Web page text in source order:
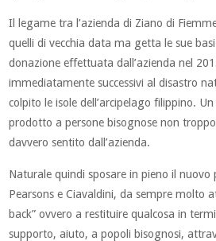
Il legame tra l’azienda di Ziano di
quelli di vecchia data ma getta le sue
donazione effettuata dall’azienda nel
immediatamente successivi al disastro
colpito le isole dell’arcipelago filippino.
prodotto a persone bisognose non
davvero sentito dall’azienda.
Naturale quindi sposare in pieno il
Pearsons e Ciavaldini, da sempre molto
back” ovvero a restituire qualcosa in
supporto, aiuto, a popoli bisognosi,